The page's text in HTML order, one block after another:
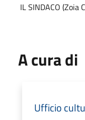
IL SINDACO (Zoia
A cura di
Ufficio